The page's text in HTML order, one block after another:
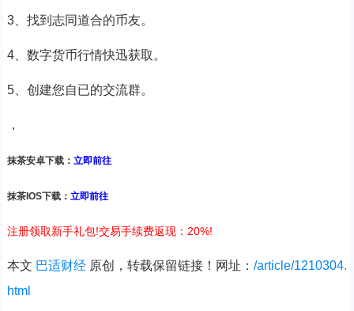
3、找到志同道合的币友。
4、数字货币行情快迅获取。
5、创建您自已的交流群。
，
抹茶安卓下载： 立即前往
抹茶IOS下载： 立即前往
注册领取新手礼包!交易手续费返现：20%!
本文 巴适财经原创，转载保留链接！网址： /article/1210304.
html